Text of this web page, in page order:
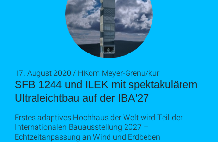
SFB 1244 und ILEK mit spektakulärem
Ultraleichtbau auf der IBA'27
17. August 2020 / HKom Meyer-Grenu/kur
Erstes adaptives Hochhaus der Welt wird Teil der
Internationalen Bauausstellung 2027 –
Echtzeitanpassung an Wind und Erdbeben